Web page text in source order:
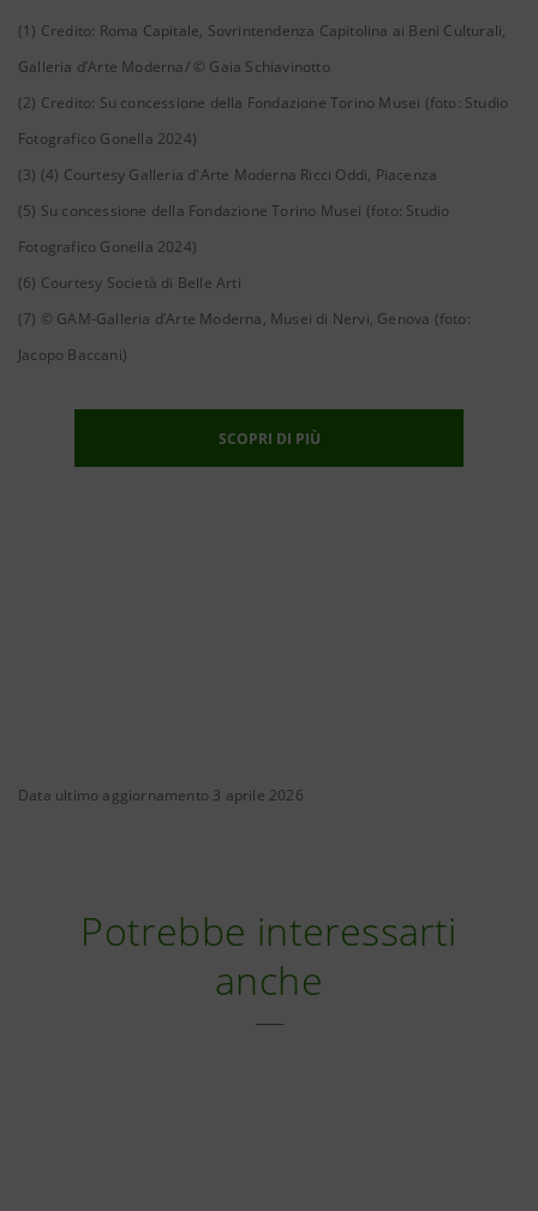
(1) Credito: Roma Capitale, Sovrintendenza Capitolina ai Beni Culturali,
Galleria d’Arte Moderna/ © Gaia Schiavinotto
(2) Credito: Su concessione della Fondazione Torino Musei (foto: Studio
Fotografico Gonella 2024)
(3) (4) Courtesy Galleria d'Arte Moderna Ricci Oddi, Piacenza
(5) Su concessione della Fondazione Torino Musei (foto: Studio
Fotografico Gonella 2024)
(6) Courtesy Società di Belle Arti
(7) © GAM-Galleria d’Arte Moderna, Musei di Nervi, Genova (foto:
Jacopo Baccani)
SCOPRI DI PIÙ
Data ultimo aggiornamento 3 aprile 2026
Potrebbe interessarti
anche